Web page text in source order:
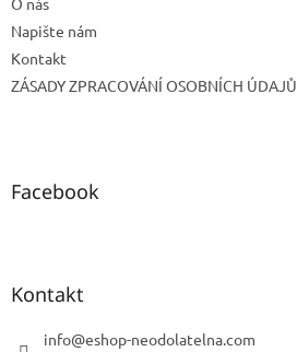
Napište nám
Kontakt
ZÁSADY ZPRACOVÁNÍ OSOBNÍCH ÚDAJŮ
Facebook
Kontakt
info@eshop-neodolatelna.com